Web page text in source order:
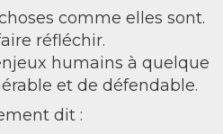
comme elles sont.
réfléchir.
humains à quelque
et de défendable.
dit :